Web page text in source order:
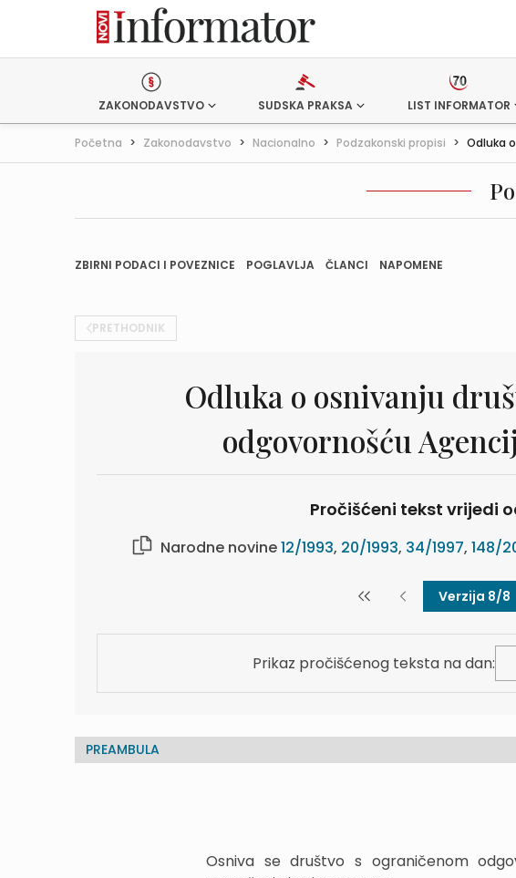
ZAKONODAVSTVO SUDSKA PRAKSA LIST INFORMATOR
Početna > Zakonodavstvo > Nacionalno > Podzakonski propisi > Odluka
ZBIRNI PODACI I POVEZNICE POGLAVLJA ČLANCI NAPOMENE
PRETHODNIK
Odluka o osnivanju
odgovornošću
Pročišćeni tekst vrijedi
Narodne novine12/1993, 20/1993, 34/1997, 148/
Verzija 8/8
Prikaz pročišćenog teksta na dan:
PREAMBULA
Osniva se društvo s ograničenom